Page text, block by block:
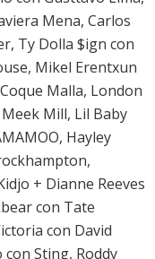
Mena, Carlos
Ty Dolla $ign con
Mikel Erentxun
Malla, London
Mill, Lil Baby
Hayley
+ Dianne Reeves
con Tate
con David
Sting, Roddy